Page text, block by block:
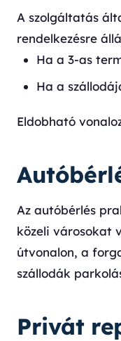
A szolgáltatás
rendelkezésre
Ha a 3-as
Ha a
Eldobható
Az autóbérlés
közeli városokat
útvonalon, a
szállodák
Privát